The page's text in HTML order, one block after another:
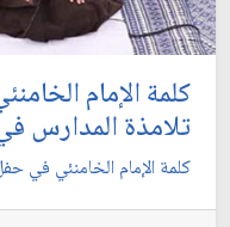
كلمة الإمام
تلامذة المدارس
كلمة الإمام الخامنئي في